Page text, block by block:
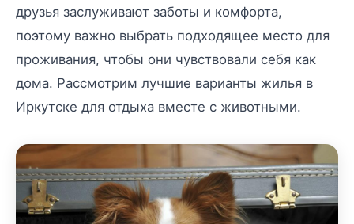
друзья заслуживают заботы и комфорта,
поэтому важно выбрать подходящее место для
проживания, чтобы они чувствовали себя как
дома. Рассмотрим лучшие варианты жилья в
Иркутске для отдыха вместе с животными.